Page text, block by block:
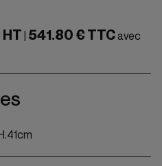
541.80 € TTC avec